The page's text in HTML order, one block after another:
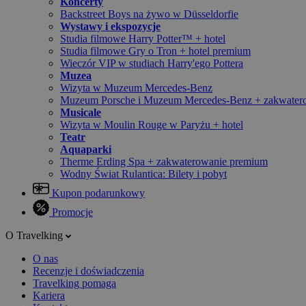
Backstreet Boys na żywo w Düsseldorfie
Wystawy i ekspozycje
Studia filmowe Harry Potter™ + hotel
Studia filmowe Gry o Tron + hotel premium
Wieczór VIP w studiach Harry'ego Pottera
Muzea
Wizyta w Muzeum Mercedes-Benz
Muzeum Porsche i Muzeum Mercedes-Benz +
Musicale
Wizyta w Moulin Rouge w Paryżu + hotel
Teatr
Aquaparki
Therme Erding Spa + zakwaterowanie premium
Wodny Świat Rulantica: Bilety i pobyt
Kupon podarunkowy
Promocje
O Travelking
O nas
Recenzje i doświadczenia
Travelking pomaga
Kariera